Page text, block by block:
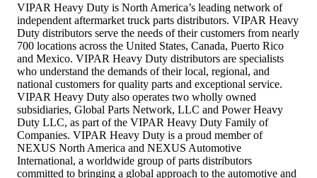
VIPAR Heavy Duty is North America’s leading network of
independent aftermarket truck parts distributors. VIPAR Heavy
Duty distributors serve the needs of their customers from nearly
700 locations across the United States, Canada, Puerto Rico
and Mexico. VIPAR Heavy Duty distributors are specialists
who understand the demands of their local, regional, and
national customers for quality parts and exceptional service.
VIPAR Heavy Duty also operates two wholly owned
subsidiaries, Global Parts Network, LLC and Power Heavy
Duty LLC, as part of the VIPAR Heavy Duty Family of
Companies. VIPAR Heavy Duty is a proud member of
NEXUS North America and NEXUS Automotive
International, a worldwide group of parts distributors
committed to bringing a global approach to the automotive and